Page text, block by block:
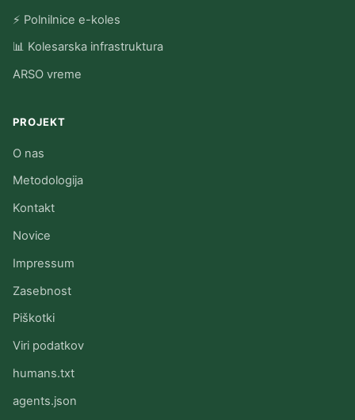
⚡ Polnilnice e-koles
📊 Kolesarska infrastruktura
ARSO vreme
PROJEKT
O nas
Metodologija
Kontakt
Novice
Impressum
Zasebnost
Piškotki
Viri podatkov
humans.txt
agents.json